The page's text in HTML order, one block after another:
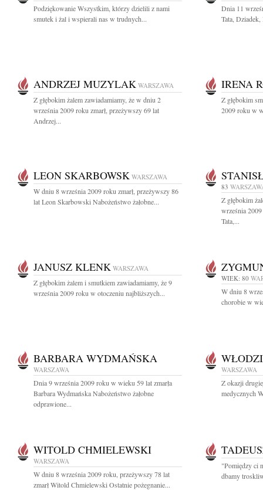
Podziękowanie Wszystkim, którzy dzielili z nami
smutek i żal i wspierali nas w trudnych...
Dnia 11
Tata,
ANDRZEJ MUZYLAK WARSZAWA
Z głębokim żalem zawiadamiamy, że w dniu 2
września 2009 roku zmarł, przeżywszy 69 lat
Andrzej...
IRENA
Z głębokim
2009 roku w
LEON SKARBOWSK WARSZAWA
W dniu 8 września 2009 roku zmarł, przeżywszy 86
lat Leon Skarbowski Nabożeństwo żałobne...
83
Z głębokim
września
Tata,...
JANUSZ KLENK WARSZAWA
Z głębokim żalem i smutkiem zawiadamiamy, że 9
września 2009 roku w otoczeniu najbliższych...
WIEK: 80
W dniu 8
chorobie w
BARBARA WYDMAŃSKA
WARSZAWA
Dnia 9 września 2009 roku w wieku 59 lat zmarła
Barbara Wydmańska Nabożeństwo żałobne
odprawione...
WARSZAWA
Z okazji
medycznych
WITOLD CHMIELEWSKI
WARSZAWA
W dniu 8 września 2009 roku, przeżywszy 78 lat
zmarł Witold Chmielewski Ostatnie pożegnanie...
"Pomiędzy ci
dbamy